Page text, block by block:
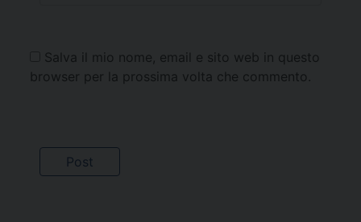
Salva il mio nome, email e sito web in questo
browser per la prossima volta che commento.